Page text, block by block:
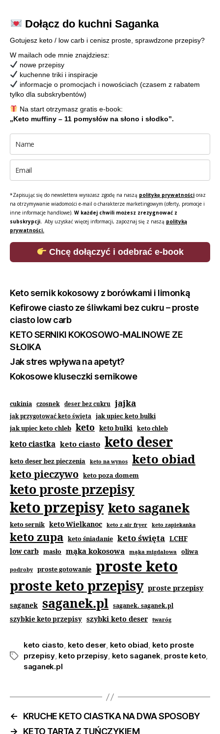
Dołącz do kuchni Saganka
Gotujesz keto / low carb i cenisz proste, sprawdzone przepisy?
W mailach ode mnie znajdziesz:
nowe przepisy
kuchenne triki i inspiracje
informacje o promocjach i nowościach (czasem z rabatem
tylko dla subskrybentów)
Na start otrzymasz gratis e-book:
„Keto muffiny – 11 pomysłów na słono i słodko”.
*Zapisując się do newslettera wyrażasz zgodę na naszą politykę prywatności oraz
na otrzymywanie wiadomości e-mail o charakterze marketingowym (oferty, promocje i
inne informacje handlowe). W każdej chwili możesz zrezygnować z
subskrypcji. Aby uzyskać więcej informacji, zapoznaj się z naszą polityką
prywatności.
Chcę dołączyć i odebrać e-book
Keto sernik kokosowy z borówkami i limonką
Kefirowe ciasto ze śliwkami bez cukru – proste
ciasto low carb
KETO SERNIKI KOKOSOWO-MALINOWE ZE
SŁOIKA
Jak stres wpływa na apetyt?
Kokosowe kluseczki sernikowe
cukinia czosnek deser bez cukru jajka
jak przygotować keto święta jak upiec keto bułki
jak upiec keto chleb keto keto bułki keto chleb
keto ciastka keto ciasto keto deser
keto deser bez pieczenia keto na wynos keto obiad
keto pieczywo keto poza domem
keto proste przepisy
keto przepisy keto saganek
keto sernik keto Wielkanoc keto z air fryer keto zapiekanka
keto zupa keto śniadanie keto święta LCHF
low carb masło mąka kokosowa mąka migdałowa oliwa
podroby proste gotowanie proste keto
proste keto przepisy proste przepisy
saganek saganek.pl saganek. saganek.pl
szybkie keto przepisy szybki keto deser twaróg
keto ciasto, keto deser, keto obiad, keto proste
przepisy, keto przepisy, keto saganek, proste keto,
saganek.pl
←
KRUCHE KETO CIASTKA NA DWA SPOSOBY
→
KETO TARTA Z TUŃCZYKIEM